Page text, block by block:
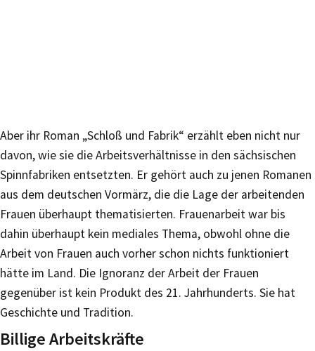
Aber ihr Roman „Schloß und Fabrik“ erzählt eben nicht nur
davon, wie sie die Arbeitsverhältnisse in den sächsischen
Spinnfabriken entsetzten. Er gehört auch zu jenen Romanen
aus dem deutschen Vormärz, die die Lage der arbeitenden
Frauen überhaupt thematisierten. Frauenarbeit war bis
dahin überhaupt kein mediales Thema, obwohl ohne die
Arbeit von Frauen auch vorher schon nichts funktioniert
hätte im Land. Die Ignoranz der Arbeit der Frauen
gegenüber ist kein Produkt des 21. Jahrhunderts. Sie hat
Geschichte und Tradition.
Billige Arbeitskräfte